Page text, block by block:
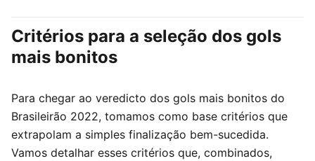
Critérios para a seleção dos gols
mais bonitos
Para chegar ao veredicto dos gols mais bonitos do
Brasileirão 2022, tomamos como base critérios que
extrapolam a simples finalização bem-sucedida.
Vamos detalhar esses critérios que, combinados,